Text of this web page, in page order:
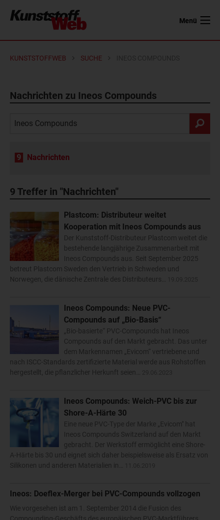
Menü
KUNSTSTOFFWEB SUCHE
Nachrichten zu Ineos Compounds
9 Nachrichten
9 Treffer in "Nachrichten"
Plastcom: Distributeur weitet
Kooperation mit Ineos Compounds aus
Der Kunststoff-Distributeur Plastcom weitet die
bestehende langjährige Zusammenarbeit mit
Ineos Compounds aus. Seit September 2025
betreut Plastcom Sweden den Vertrieb in Schweden und
Norwegen, die dänische Zentrale des Distributeurs…
Ineos Compounds: Neue PVC-
Compounds auf „Bio-Basis“
„Bio-basierte“ PVC-Compounds hat Ineos
Compounds auf den Markt gebracht. Das unter
dem Markennamen „Evicom“ vertriebene und
nach ISCC-Standards zertifizierte Material werde aus Rohstoffen
hergestellt, die pflanzlicher Herkunft seien…
Ineos Compounds: Weich-PVC bis zur
Shore-A-Härte 30
Eine neue PVC-Type der Marke „Evicom" hat
Ineos Compounds Switzerland auf den Markt
gebracht. Der Werkstoff ermöglicht eine Shore-
A-Härte bis 30 und eignet sich daher beispielsweise als Ersatz von
Silikonen und anderen Materialien in…
Ineos: Doeflex-Merger bei PVC-Compounds vollzogen
Wie vorgesehen ist am 1. September 2014 die Fusion des